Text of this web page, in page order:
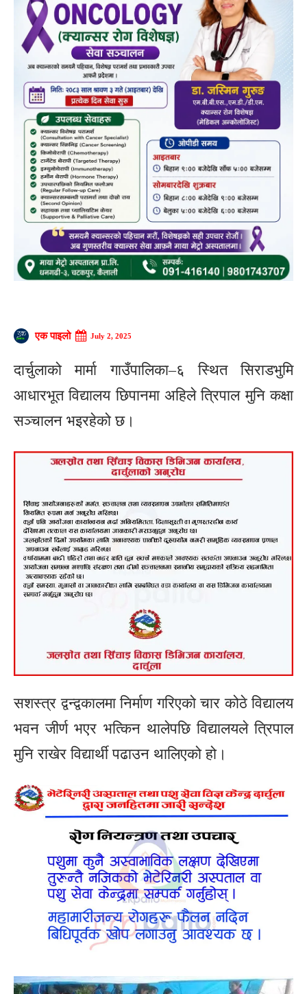
एक पाइलो July 2, 2025
दार्चुलाको मार्मा गाउँपालिका–६ स्थित सिराडभुमि
आधारभूत विद्यालय छिपानमा अहिले त्रिपाल मुनि कक्षा
सञ्चालन भइरहेको छ।
सशस्त्र द्वन्द्वकालमा निर्माण गरिएको चार कोठे विद्यालय
भवन जीर्ण भएर भत्किन थालेपछि विद्यालयले त्रिपाल
मुनि राखेर विद्यार्थी पढाउन थालिएको हो।